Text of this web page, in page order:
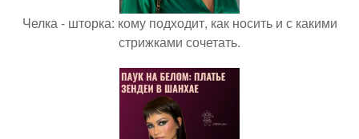
Челка - шторка: кому подходит, как носить и с какими
стрижками сочетать.